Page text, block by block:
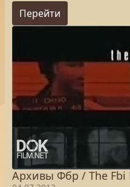
Перейти
Архивы Фбр / The Fbi